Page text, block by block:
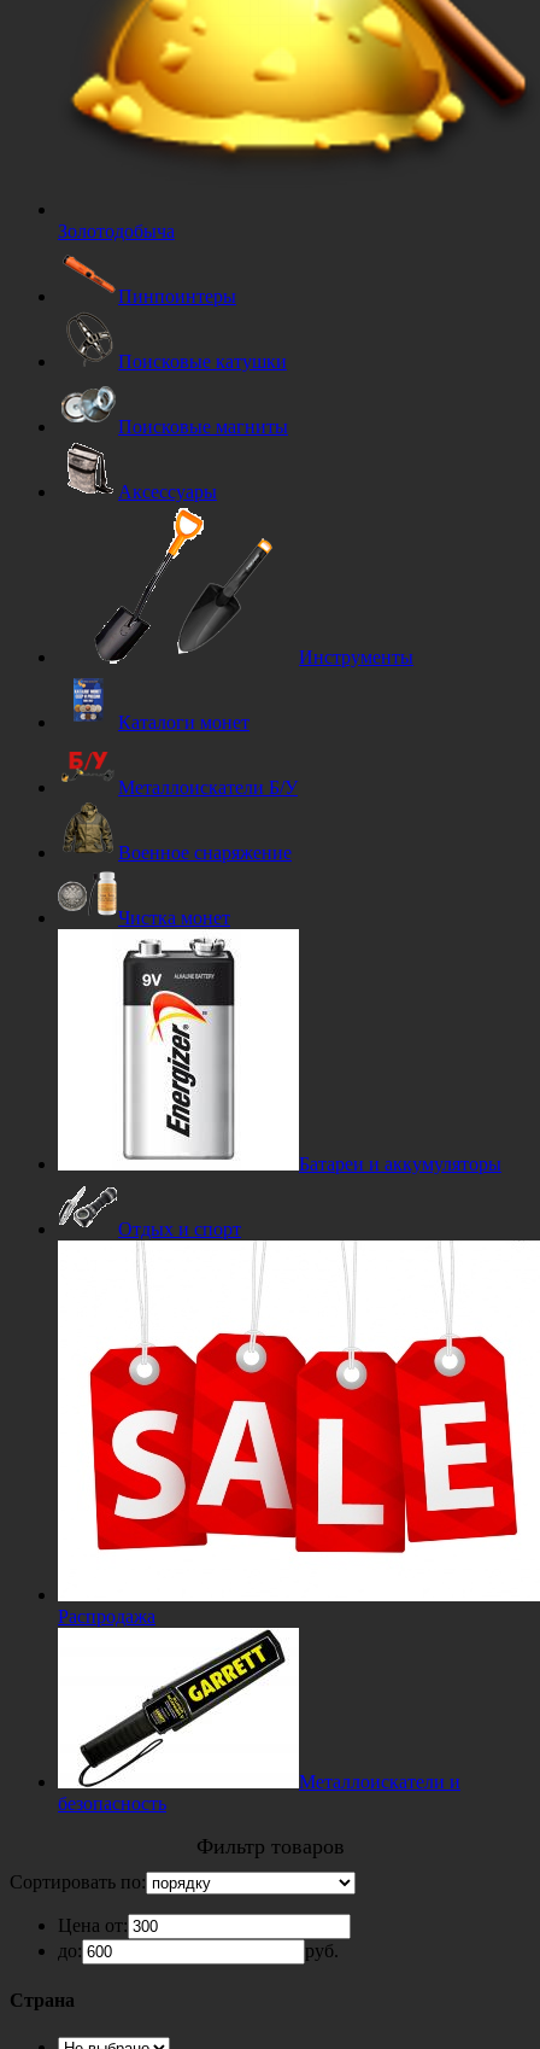
Золотодобыча
Пинпоинтеры
Поисковые катушки
Поисковые магниты
Аксессуары
Инструменты
Каталоги монет
Металлоискатели Б/У
Военное снаряжение
Чистка монет
Батареи и аккумуляторы
Отдых и спорт
Распродажа
Металлоискатели и
безопасность
Фильтр товаров
Сортировать по:
Цена от:
до:
руб.
Страна